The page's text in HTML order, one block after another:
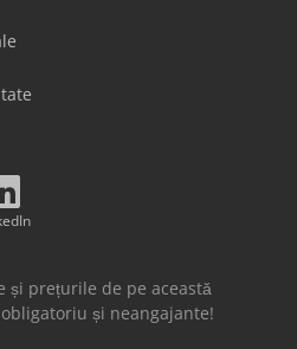
și prețurile de pe această
și neangajante!